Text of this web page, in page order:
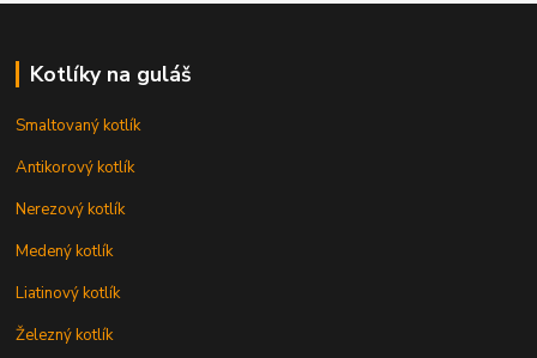
Kotlíky na guláš
Smaltovaný kotlík
Antikorový kotlík
Nerezový kotlík
Medený kotlík
Liatinový kotlík
Železný kotlík